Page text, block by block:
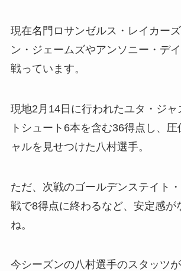
現在名門ロサンゼルス・レイカー
ン・ジェームズやアンソニー・デ
戦っています。
現地2月14日に行われたユタ・ジャ
トシュート6本を含む36得点し、
ャルを見せつけた八村選手。
ただ、次戦のゴールデンステイト
戦で8得点に終わるなど、安定感が
ね。
今シーズンの八村選手のスタッツ